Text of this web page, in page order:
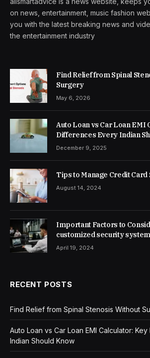
on news, entertainment, music fashion
you with the latest breaking news and
the entertainment industry
Find Relief from Spinal
Surgery
May 6, 2026
Auto Loan vs Car Loan EMI
Differences Every Indian
December 9, 2025
Tips to Manage Credit Card
August 14, 2024
Important Factors to
customized security
April 19, 2024
RECENT POSTS
Find Relief from Spinal Stenosis Without
Auto Loan vs Car Loan EMI Calculator:
Indian Should Know